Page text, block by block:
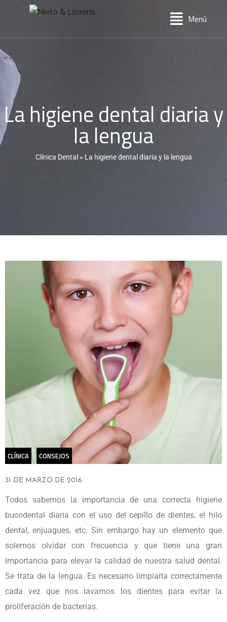
Menú
La higiene dental diaria y
la lengua
Clínica Dental » La higiene dental diaria y la lengua
CLÍNICA CONSEJOS
31 DE MARZO DE 2016
Todos sabemos la importancia de unacorrecta higiene
bucodental diaria con el uso del cepillo de dientes, el hilo
dental, enjuagues, etc. Sin embargo hay un elemento que
solemos olvidar con frecuencia y que tiene una gran
importancia para elevar la calidad de nuestra salud dental.
Se trata de la lengua. Es necesario limpiarla correctamente
cada vez que nos lavamos los dientes para evitar la
proliferación de bacterias.